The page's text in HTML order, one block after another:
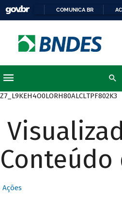
COMUNICA BR
Z7_L9KEH4O0LORH80ALCLTPF802K3
Conteúdo
Ações